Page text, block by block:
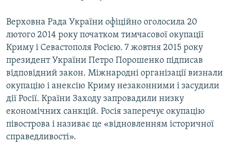
Верховна Рада України офіційно оголосила 20
лютого 2014 року початком тимчасової окупації
Криму і Севастополя Росією. 7 жовтня 2015 року
президент України Петро Порошенко підписав
відповідний закон. Міжнародні організації визнали
окупацію і анексію Криму незаконними і засудили
дії Росії. Країни Заходу запровадили низку
економічних санкцій. Росія заперечує окупацію
півострова і називає це «відновленням історичної
справедливості».